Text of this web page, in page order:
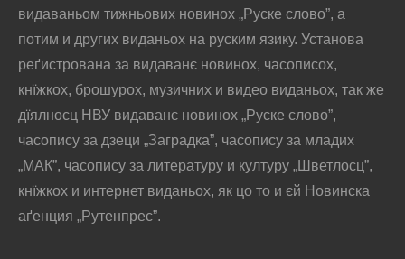
видаваньом тижньових новинох „Руске слово”, а
потим и других виданьох на руским язику. Установа
реґистрована за видаванє новинох, часописох,
кнїжкох, брошурох, музичних и видео виданьох, так же
дїялносц НВУ видаванє новинох „Руске слово”,
часопису за дзеци „Заградка”, часопису за младих
„МАК”, часопису за литературу и културу „Шветлосц”,
кнїжкох и интернет виданьох, як цо то и єй Новинска
аґенция „Рутенпрес”.